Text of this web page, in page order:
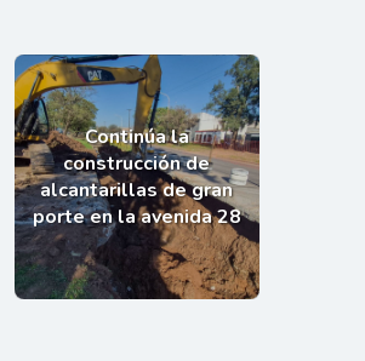
Continúa la
construcción de
alcantarillas de gran
porte en la avenida 28